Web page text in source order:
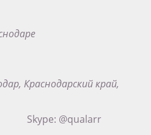
Краснодарский край,
Skype: @qualarr